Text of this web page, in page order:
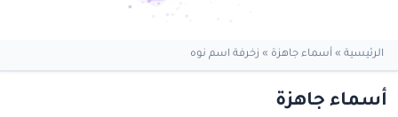
الرئيسية » أسماء جاهزة » زخرفة اسم نوه
أسماء جاهزة